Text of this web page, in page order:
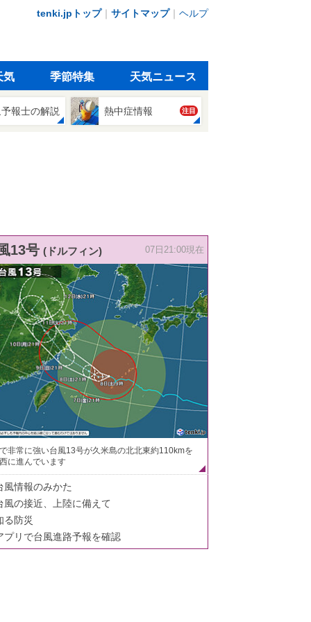
tenki.jpトップ｜ サイトマップ｜ ヘルプ
気 季節特集 天気ニュース
報士の解説 熱中症情報 注目
13号 (ドルフィン) 07日21:00現在
非常に強い台風13号が久米島の北北東約110kmを
に進んでいます
風情報のみかた
風の接近、上陸に備えて
る防災
プリで台風進路予報を確認